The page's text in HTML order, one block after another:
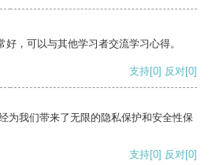
，可以与其他学习者交流学习心得。
支持[0] 反对[0]
为我们带来了无限的隐私保护和安全性保
支持[0] 反对[0]